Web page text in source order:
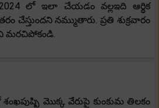
2024 లో ఇలా చేయడం వల్లఇది ఆర్థిక
చేస్తుందని నమ్ముతారు. ప్రతి శుక్రవారం
మరచిపోకండి.
మొక్క వేరుపై కుంకుమ తిలకం